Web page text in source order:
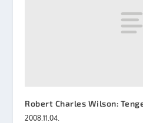
Robert Charles Wilson:
2008.11.04.